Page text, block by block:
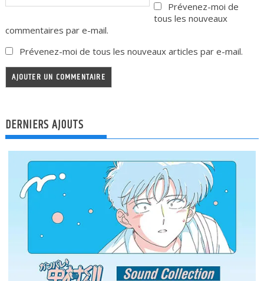
Prévenez-moi de
tous les nouveaux
commentaires par e-mail.
Prévenez-moi de tous les nouveaux articles par e-mail.
DERNIERS AJOUTS